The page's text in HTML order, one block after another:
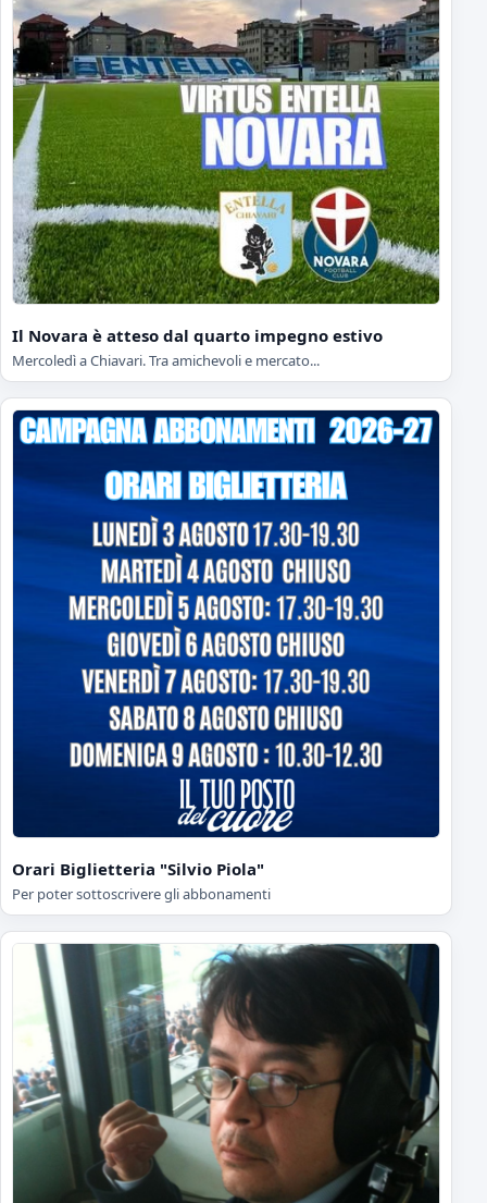
Il Novara è atteso dal quarto impegno estivo
Mercoledì a Chiavari. Tra amichevoli e mercato...
Orari Biglietteria "Silvio Piola"
Per poter sottoscrivere gli abbonamenti